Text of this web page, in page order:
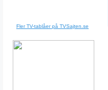
Fler TV-tablåer på TVSajten.se